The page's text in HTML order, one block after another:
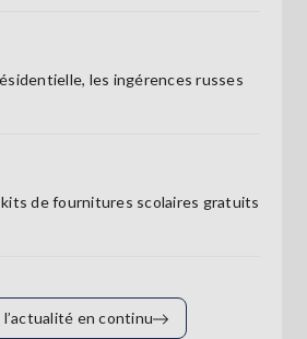
les ingérences russes
de fournitures scolaires gratuits
en continu